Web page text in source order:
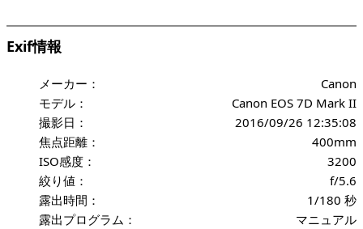
Exif情報
メーカー：
Canon
モデル：
Canon EOS 7D Mark II
撮影日：
2016/09/26 12:35:08
焦点距離：
400mm
ISO感度：
3200
絞り値：
f/5.6
露出時間：
1/180 秒
露出プログラム：
マニュアル